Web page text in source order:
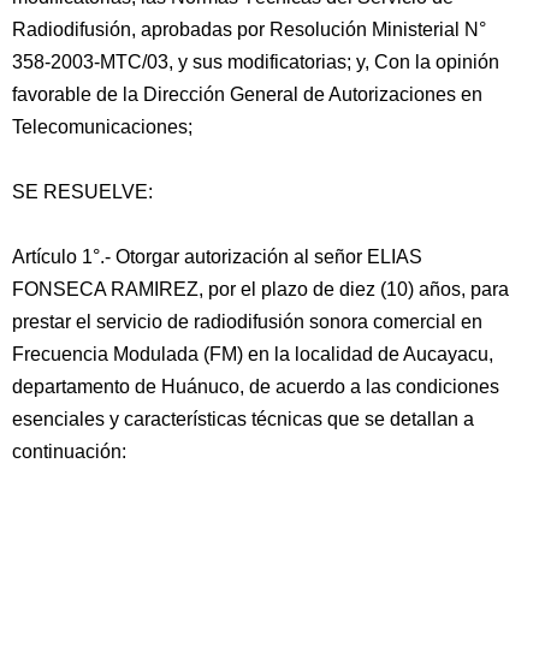
Radiodifusión, aprobadas por Resolución Ministerial N°
358-2003-MTC/03, y sus modificatorias; y, Con la opinión
favorable de la Dirección General de Autorizaciones en
Telecomunicaciones;
SE RESUELVE:
Artículo 1°.- Otorgar autorización al señor ELIAS
FONSECA RAMIREZ, por el plazo de diez (10) años, para
prestar el servicio de radiodifusión sonora comercial en
Frecuencia Modulada (FM) en la localidad de Aucayacu,
departamento de Huánuco, de acuerdo a las condiciones
esenciales y características técnicas que se detallan a
continuación: